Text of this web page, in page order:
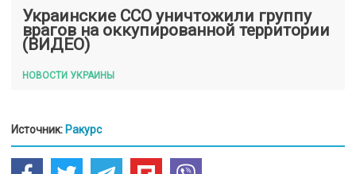
Украинские ССО уничтожили группу
врагов на оккупированной территории
(ВИДЕО)
НОВОСТИ УКРАИНЫ
Источник: Ракурс